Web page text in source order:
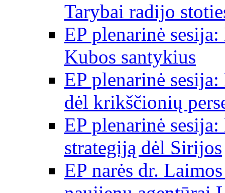
Tarybai radijo
EP plenarinė
Kubos santykius
EP plenarinė
dėl krikščionių
EP plenarinė
strategiją dėl Sirijos
EP narės dr.